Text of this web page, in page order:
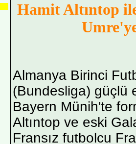
Hamit Altıntop
Almanya Birinci
(Bundesliga) güçlü
Bayern Münih'te
Altıntop ve eski
Fransız futbolcu